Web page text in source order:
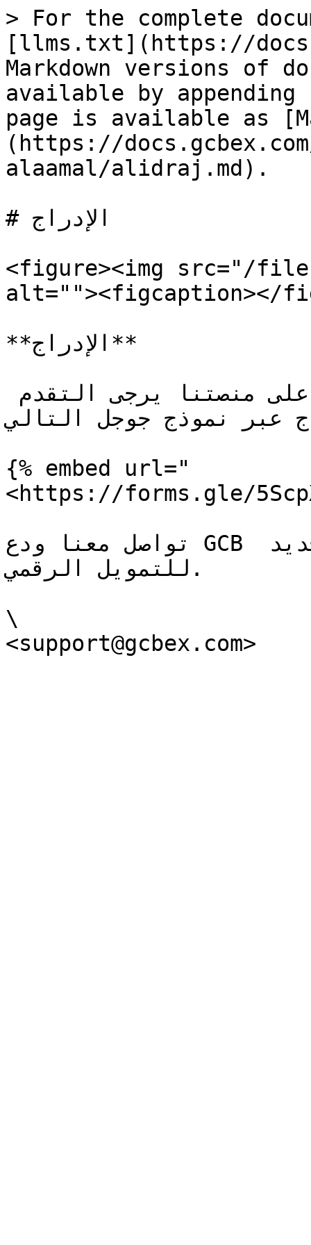
> For the complete
[llms.txt](https://
Markdown versions of
available by
page is available as
(https://
alaamal/alidraj.md).
# الإدراج
<figure><img src="/files/
alt=""><figcaption></
**الإدراج**
عبر نموذج جوجل التالي:
{% embed url="
<https://forms.gle/
تواصل معنا ودع GCB يكون شريكك في خوض العصر الجديد
للتمويل الرقمي.
\